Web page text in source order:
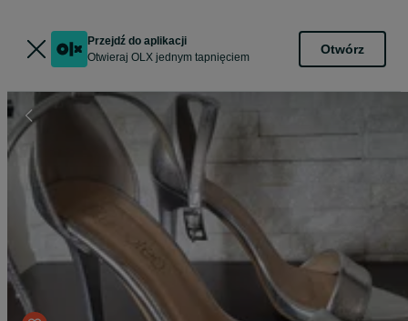
Przejdź do aplikacji
Otwieraj OLX jednym tapnięciem
Otwórz